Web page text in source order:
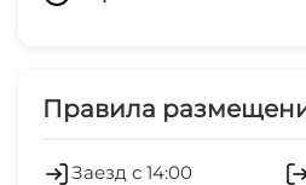
Наличные
Правила
Заезд с 14:00